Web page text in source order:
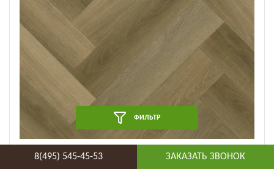
Кварцевый ламинат (SPC) Fargo Parquet - Дуб Мехико
ФИЛЬТР
8(495) 545-45-53 ЗАКАЗАТЬ ЗВОНОК